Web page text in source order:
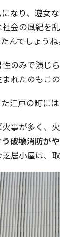
なり、遊女
会の風紀を
んでしょうね
のみで演じ
まれたのもこ
江戸の町に
事が多く、
破壊消防が
居小屋は、